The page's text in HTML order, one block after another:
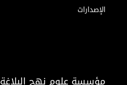
الإصدارات
مؤسسة علوم نهج البلاغة